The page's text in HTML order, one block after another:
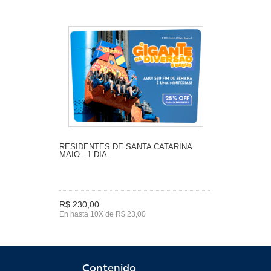
RESIDENTES DE SANTA CATARINA
MAIO - 1 DIA
R$ 230,00
En hasta 10X de R$ 23,00
Contenido